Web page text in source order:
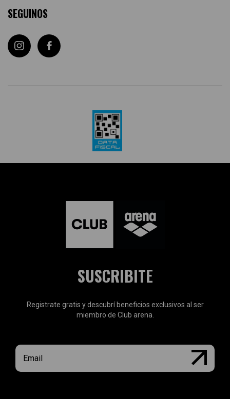
SEGUINOS
SUSCRIBITE
Registrate gratis y descubrí beneficios exclusivos al ser
miembro de Club arena.